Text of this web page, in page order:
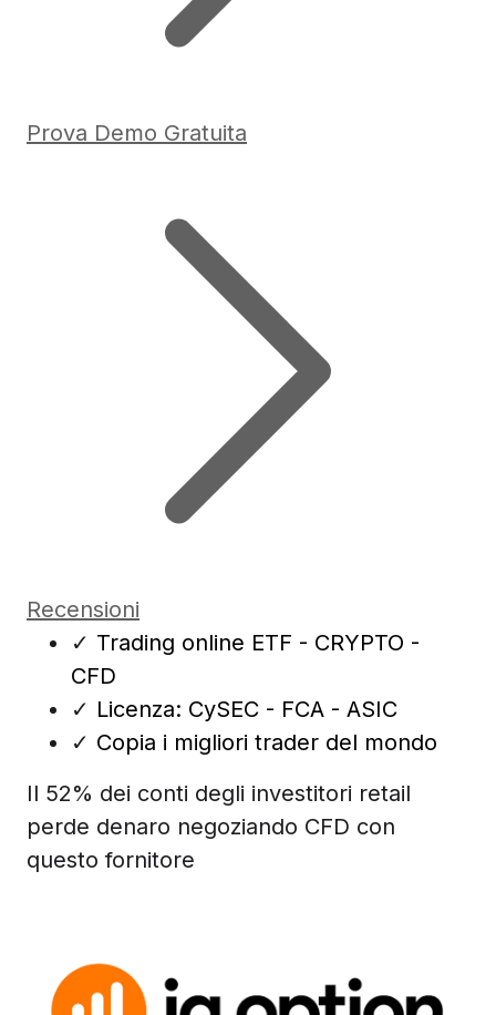
Prova Demo Gratuita
Recensioni
✓ Trading online ETF - CRYPTO -
CFD
✓ Licenza: CySEC - FCA - ASIC
✓ Copia i migliori trader del mondo
Il 52% dei conti degli investitori retail
perde denaro negoziando CFD con
questo fornitore